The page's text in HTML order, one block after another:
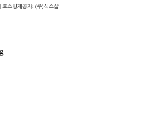
| 호스팅제공자: (주)식스샵